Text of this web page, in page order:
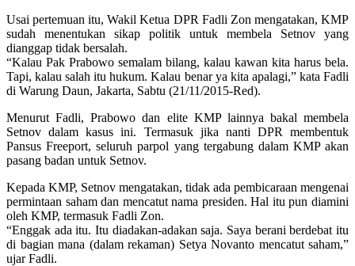
Usai pertemuan itu, Wakil Ketua DPR Fadli Zon mengatakan, KMP
sudah menentukan sikap politik untuk membela Setnov yang
dianggap tidak bersalah.
“Kalau Pak Prabowo semalam bilang, kalau kawan kita harus bela.
Tapi, kalau salah itu hukum. Kalau benar ya kita apalagi,” kata Fadli
di Warung Daun, Jakarta, Sabtu (21/11/2015-Red).
Menurut Fadli, Prabowo dan elite KMP lainnya bakal membela
Setnov dalam kasus ini. Termasuk jika nanti DPR membentuk
Pansus Freeport, seluruh parpol yang tergabung dalam KMP akan
pasang badan untuk Setnov.
Kepada KMP, Setnov mengatakan, tidak ada pembicaraan mengenai
permintaan saham dan mencatut nama presiden. Hal itu pun diamini
oleh KMP, termasuk Fadli Zon.
“Enggak ada itu. Itu diadakan-adakan saja. Saya berani berdebat itu
di bagian mana (dalam rekaman) Setya Novanto mencatut saham,”
ujar Fadli.